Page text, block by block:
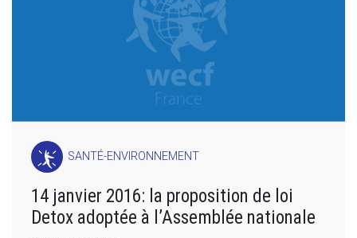
SANTÉ-ENVIRONNEMENT
14 janvier 2016: la proposition de loi
Detox adoptée à l’Assemblée nationale